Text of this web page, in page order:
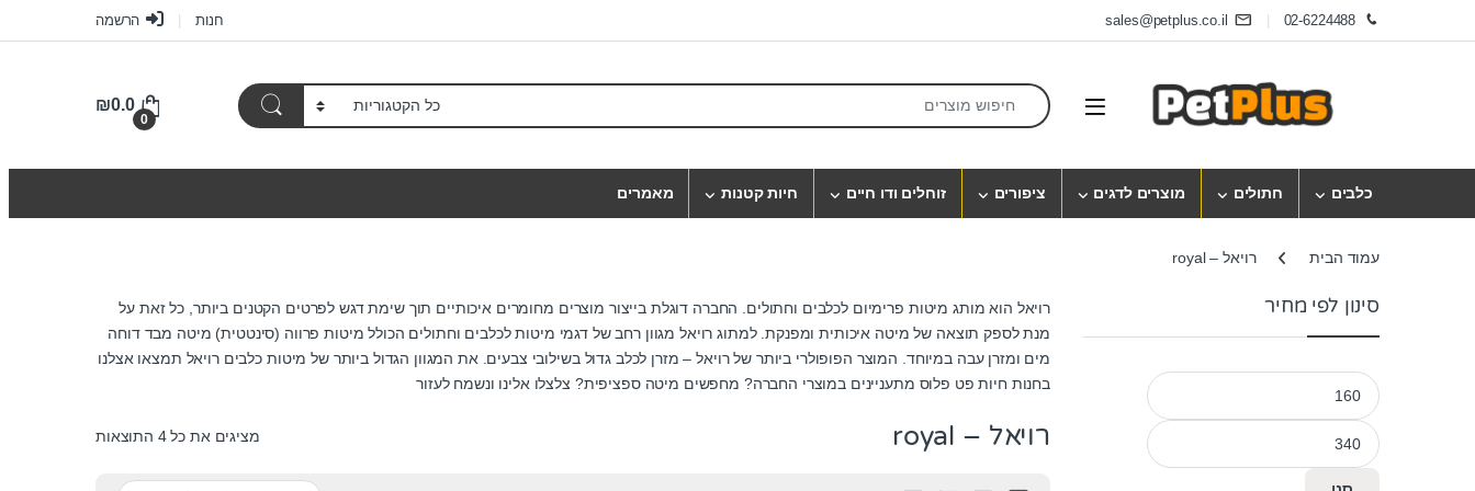
Skip to navigation
02-6224488
sales@petplus.co.il חנות הרשמה
Open
Search for:
0
₪0.0
כלבים חתולים מוצרים לדגים ציפורים זוחלים ודו חיים חיות קטנות מאמרים
עמוד הבית רויאל – royal
רויאל הוא מותג מיטות פרימיום לכלבים וחתולים. החברה דוגלת בייצור מוצרים מחומרים איכותיים תוך שימת דגש לפרטים הקטנים ביותר, כל זאת על
מנת לספק תוצאה של מיטה איכותית ומפנקת. למתוג רויאל מגוון רחב של דגמי מיטות לכלבים וחתולים הכולל מיטות פרווה (סינטטית) מיטה מבד דוחה
מים ומזרן עבה במיוחד. המוצר הפופולרי ביותר של רויאל – מזרן לכלב גדול בשילובי צבעים. את המגוון הגדול ביותר של מיטות כלבים רויאל תמצאו אצלנו
בחנות חיות פט פלוס מתעניינים במוצרי החברה? מחפשים מיטה ספציפית? צלצלו אלינו ונשמח לעזור
רויאל – royal מציגים את כל ⁦4⁩ התוצאות
סינון לפי מחיר
מחיר מינימלי
מחיר מקסימלי